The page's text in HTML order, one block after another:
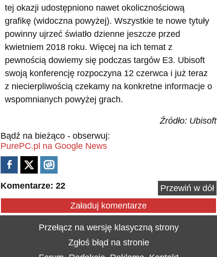
tej okazji udostępniono nawet okolicznościową
grafikę (widoczna powyżej). Wszystkie te nowe tytuły
powinny ujrzeć światło dzienne jeszcze przed
kwietniem 2018 roku. Więcej na ich temat z
pewnością dowiemy się podczas targów E3. Ubisoft
swoją konferencję rozpoczyna 12 czerwca i już teraz
z niecierpliwością czekamy na konkretne informacje o
wspomnianych powyżej grach.
Źródło: Ubisoft
Bądź na bieżąco - obserwuj:
PurePC.pl na Google News
Komentarze: 22
Przewiń w dół
Załaduj komentarze
Przełącz na wersję klasyczną strony
Zgłoś błąd na stronie